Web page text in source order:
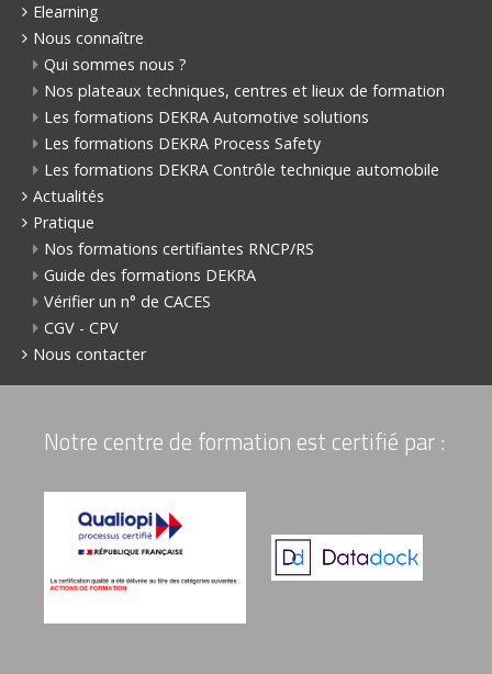
Elearning
Nous connaître
Qui sommes nous ?
Nos plateaux techniques, centres et lieux de formation
Les formations DEKRA Automotive solutions
Les formations DEKRA Process Safety
Les formations DEKRA Contrôle technique automobile
Actualités
Pratique
Nos formations certifiantes RNCP/RS
Guide des formations DEKRA
Vérifier un n° de CACES
CGV - CPV
Nous contacter
Notre centre de formation est certifié par :